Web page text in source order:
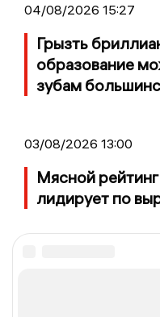
04/08/2026 15:27
Грызть
образование
зубам
03/08/2026 13:00
Мясной
лидирует по